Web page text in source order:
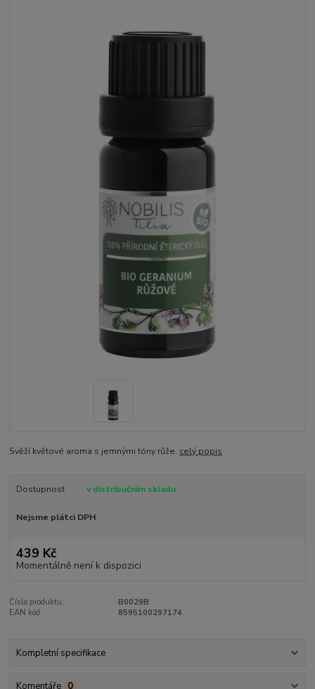
Svěží květové aroma s jemnými tóny růže. celý popis
Dostupnost v distribučním skladu
Nejsme plátci DPH
439 Kč
Momentálně není k dispozici
Číslo produktu:
B0029B
EAN kód:
8595100297174
Kompletní specifikace
Komentáře 0